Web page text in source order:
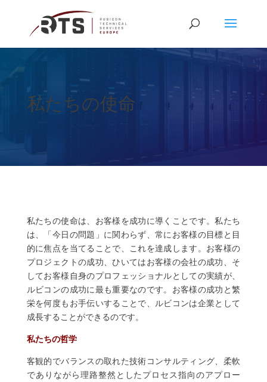
私たちの使命
私たちの使命は、お客様を成功に導くことです。私たち
は、「今日の問題」に関わらず、常にお客様の目標と目
的に焦点を当てることで、これを達成します。お客様の
プロジェクトの成功、ひいてはお客様の会社の成功、そ
してお客様自身のプロフェッショナルとしての実績が、
ルビコンの成功に最も重要なのです。お客様の成功と繁
栄を何度もお手伝いすることで、ルビコンは企業として
成長することができるのです。
私たちの哲学
客観的でバランスの取れた技術コンサルティング、柔軟
でありながら理路整然としたプロセス指向のアプロー